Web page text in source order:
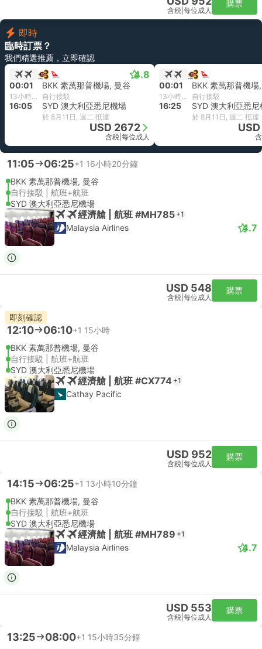
含税 每位成人
購票
即時
臨時訂票？
我們精選推薦，立即確認
4.8
00:01 BKK 素萬那普機場, 曼谷
13小時4分鐘 自行接駁
16:05 SYD 澳大利亞悉尼機場
於 8月11日, 週二 抵達
USD 2672
含税 每位成人
00:01 BKK 素萬那普機場
13小時24分鐘 自行接駁
16:25 SYD 澳大利亞悉尼
於 8月11日, 週二 抵達
11:05 06:25+1 16小時20分鐘
BKK 素萬那普機場, 曼谷
自行接駁 | 航班+航班
SYD 澳大利亞悉尼機場
經濟艙 | 航班 #MH785 +1
Malaysia Airlines 4.7
USD 548
含税 每位成人
購票
即刻確認
12:10 06:10+1 15小時
BKK 素萬那普機場, 曼谷
自行接駁 | 航班+航班
SYD 澳大利亞悉尼機場
經濟艙 | 航班 #CX774 +1
Cathay Pacific
USD 952
含税 每位成人
購票
14:15 06:25+1 13小時10分鐘
BKK 素萬那普機場, 曼谷
自行接駁 | 航班+航班
SYD 澳大利亞悉尼機場
經濟艙 | 航班 #MH789 +1
Malaysia Airlines 4.7
USD 553
含税 每位成人
購票
13:25 08:00+1 15小時35分鐘